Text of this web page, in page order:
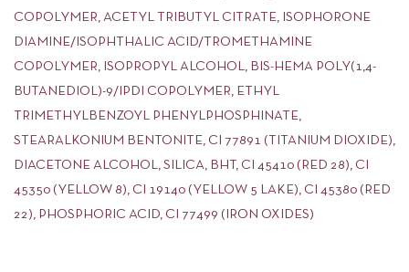
COPOLYMER, ACETYL TRIBUTYL CITRATE, ISOPHORONE
DIAMINE/ISOPHTHALIC ACID/TROMETHAMINE
COPOLYMER, ISOPROPYL ALCOHOL, BIS-HEMA POLY(1,4-
BUTANEDIOL)-9/IPDI COPOLYMER, ETHYL
TRIMETHYLBENZOYL PHENYLPHOSPHINATE,
STEARALKONIUM BENTONITE, CI 77891 (TITANIUM DIOXIDE),
DIACETONE ALCOHOL, SILICA, BHT, CI 45410 (RED 28), CI
45350 (YELLOW 8), CI 19140 (YELLOW 5 LAKE), CI 45380 (RED
22), PHOSPHORIC ACID, CI 77499 (IRON OXIDES)